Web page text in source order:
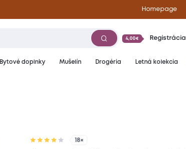
Homepage
4,00€ Registrácia
Bytové doplnky Mušelín Drogéria Letná kolekcia
18×